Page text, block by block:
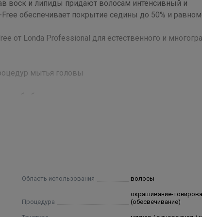
воск и липиды придают волосам интенсивный и
обеспечивает покрытие седины до 50% и
от Londa Professional для естественного и
мытья головы
для вас – аромат экзотических цветов в
вымытые и высушенные полотенцем волосы.
с окислительной эмульсией Londa
30 мл интенсивного тонирования + 60 мл
Область использования волосы
Процедура
окрашивание-
(обесвечивание)